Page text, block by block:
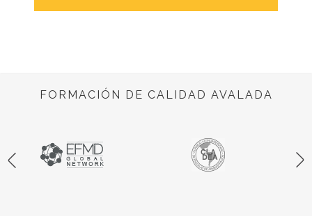
FORMACIÓN DE CALIDAD AVALADA